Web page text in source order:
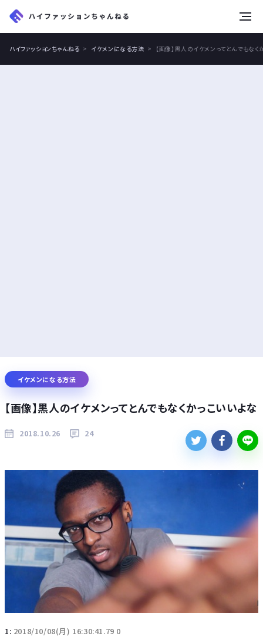
ハイファッションちゃんねる イケメンになる方法 【画像】黒人のイケメンってとんでもなく
イケメンになる方法
【画像】黒人のイケメンってとんでもなくかっこいいよな
2018.10.26 24
1: 2018/10/08(月) 16:30:41.79 0